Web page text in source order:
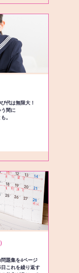
代は無限大！
間に
。
題集を4ページ
これを繰り返す